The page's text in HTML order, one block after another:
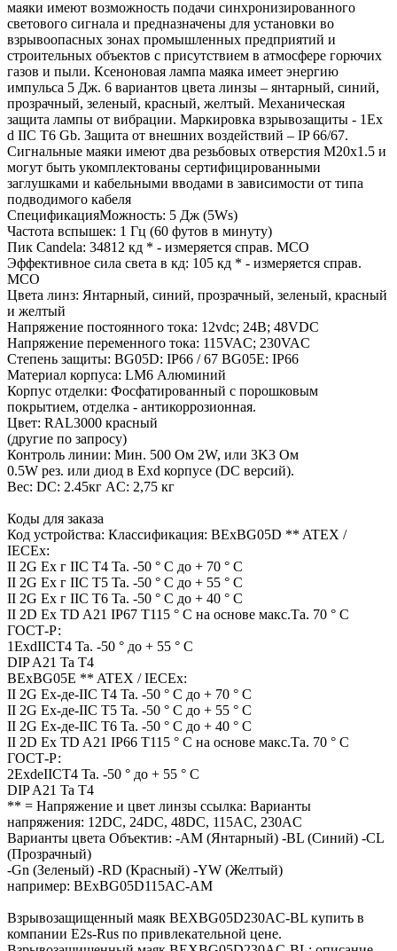
маяки имеют возможность подачи синхронизированного
светового сигнала и предназначены для установки во
взрывоопасных зонах промышленных предприятий и
строительных объектов с присутствием в атмосфере горючих
газов и пыли. Ксеноновая лампа маяка имеет энергию
импульса 5 Дж. 6 вариантов цвета линзы – янтарный, синий,
прозрачный, зеленый, красный, желтый. Механическая
защита лампы от вибрации. Маркировка взрывозащиты - 1Ex
d IIC T6 Gb. Защита от внешних воздействий – IP 66/67.
Сигнальные маяки имеют два резьбовых отверстия М20х1.5 и
могут быть укомплектованы сертифицированными
заглушками и кабельными вводами в зависимости от типа
подводимого кабеля
СпецификацияМожность: 5 Дж (5Ws)
Частота вспышек: 1 Гц (60 футов в минуту)
Пик Candela: 34812 кд * - измеряется справ. МСО
Эффективное сила света в кд: 105 кд * - измеряется справ.
МСО
Цвета линз: Янтарный, синий, прозрачный, зеленый, красный
и желтый
Напряжение постоянного тока: 12vdc; 24В; 48VDC
Напряжение переменного тока: 115VAC; 230VAC
Степень защиты: BG05D: IP66 / 67 BG05E: IP66
Материал корпуса: LM6 Алюминий
Корпус отделки: Фосфатированный с порошковым
покрытием, отделка - антикоррозионная.
Цвет: RAL3000 красный
(другие по запросу)
Контроль линии: Мин. 500 Ом 2W, или 3K3 Ом
0.5W рез. или диод в Exd корпусе (DC версий).
Вес: DC: 2.45кг AC: 2,75 кг
Коды для заказа
Код устройства: Классификация: BExBG05D ** ATEX /
IECEx:
II 2G Ex г IIC T4 Ta. -50 ° C до + 70 ° C
II 2G Ex г IIC T5 Ta. -50 ° C до + 55 ° C
II 2G Ex г IIC T6 Ta. -50 ° C до + 40 ° C
II 2D Ex TD A21 IP67 T115 ° C на основе макс.Та. 70 ° С
ГОСТ-Р:
1ExdIICT4 Ta. -50 ° до + 55 ° C
DIP A21 Ta T4
BExBG05E ** ATEX / IECEx:
II 2G Ex-де-IIC T4 Ta. -50 ° C до + 70 ° C
II 2G Ex-де-IIC T5 Ta. -50 ° C до + 55 ° C
II 2G Ex-де-IIC T6 Ta. -50 ° C до + 40 ° C
II 2D Ex TD A21 IP66 T115 ° C на основе макс.Та. 70 ° С
ГОСТ-Р:
2ExdeIICT4 Ta. -50 ° до + 55 ° C
DIP A21 Ta T4
** = Напряжение и цвет линзы ссылка: Варианты
напряжения: 12DC, 24DC, 48DC, 115AC, 230AC
Варианты цвета Объектив: -AM (Янтарный) -BL (Синий) -CL
(Прозрачный)
-Gn (Зеленый) -RD (Красный) -YW (Желтый)
например: BExBG05D115AC-AM
Взрывозащищенный маяк BEXBG05D230AC-BL купить в
компании E2s-Rus по привлекательной цене.